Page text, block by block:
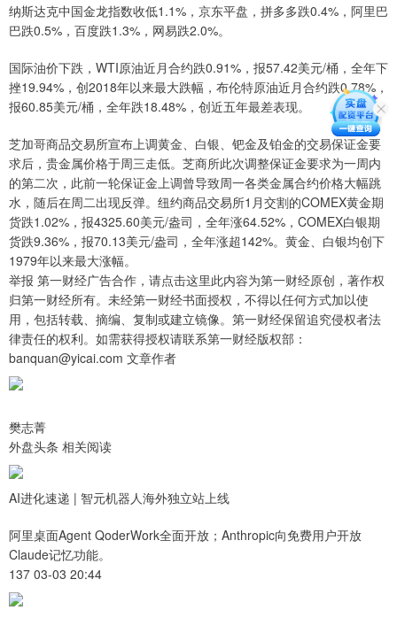
纳斯达克中国金龙指数收低1.1%，京东平盘，拼多多跌0.4%，阿里巴
巴跌0.5%，百度跌1.3%，网易跌2.0%。
国际油价下跌，WTI原油近月合约跌0.91%，报57.42美元/桶，全年下
挫19.94%，创2018年以来最大跌幅，布伦特原油近月合约跌0.78%，
报60.85美元/桶，全年跌18.48%，创近五年最差表现。
芝加哥商品交易所宣布上调黄金、白银、钯金及铂金的交易保证金要
求后，贵金属价格于周三走低。芝商所此次调整保证金要求为一周内
的第二次，此前一轮保证金上调曾导致周一各类金属合约价格大幅跳
水，随后在周二出现反弹。纽约商品交易所1月交割的COMEX黄金期
货跌1.02%，报4325.60美元/盎司，全年涨64.52%，COMEX白银期
货跌9.36%，报70.13美元/盎司，全年涨超142%。黄金、白银均创下
1979年以来最大涨幅。
举报 第一财经广告合作，请点击这里此内容为第一财经原创，著作权
归第一财经所有。未经第一财经书面授权，不得以任何方式加以使
用，包括转载、摘编、复制或建立镜像。第一财经保留追究侵权者法
律责任的权利。如需获得授权请联系第一财经版权部：
banquan@yicai.com 文章作者
樊志菁
外盘头条 相关阅读
AI进化速递 | 智元机器人海外独立站上线
阿里桌面Agent QoderWork全面开放；Anthropic向免费用户开放
Claude记忆功能。
137 03-03 20:44